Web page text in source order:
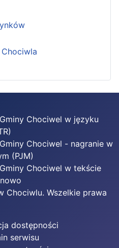
Chociwel w języku
Chociwel - nagranie w
(PJM)
Chociwel w tekście
Chociwlu. Wszelkie prawa
dostępności
serwisu